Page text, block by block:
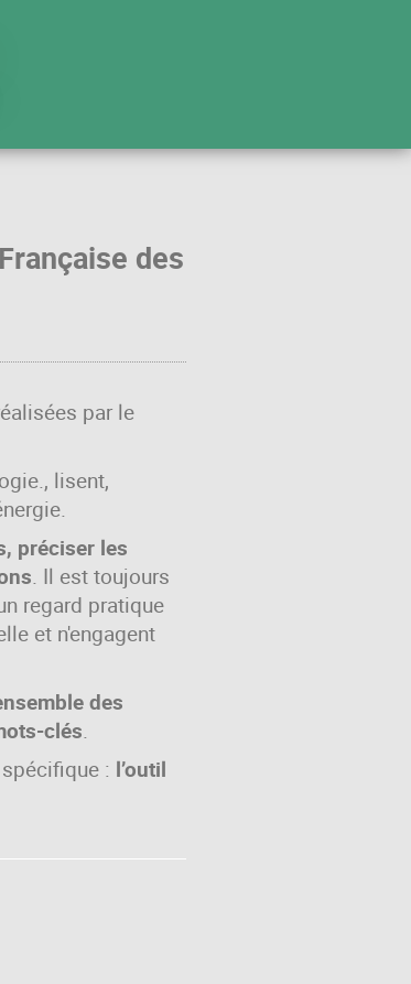
des
par le
lisent,
préciser les
. Il est toujours
regard pratique
et n'engagent
des
clés.
: l’outil